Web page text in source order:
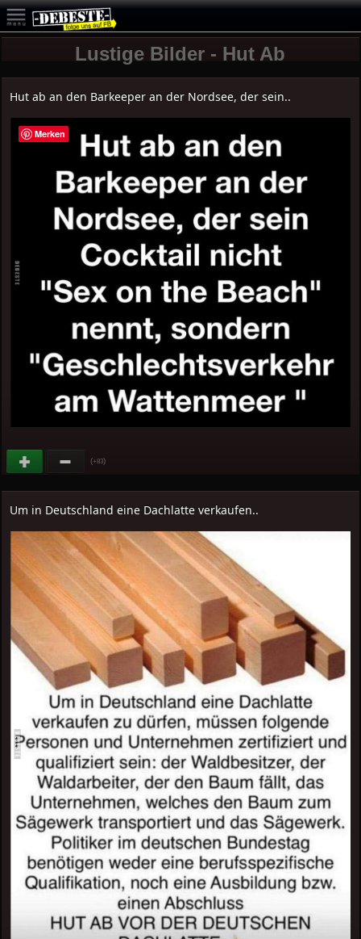
Lustige Bilder - Hut Ab
Hut ab an den Barkeeper an der Nordsee, der sein..
(+83)
Um in Deutschland eine Dachlatte verkaufen..
Merken